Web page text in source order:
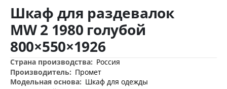
к
началу
изображений
Шкаф для раздевалок
MW 2 1980 голубой
800×550×1926
Дополнительная
информация
Россия
Промет
Шкаф для одежды